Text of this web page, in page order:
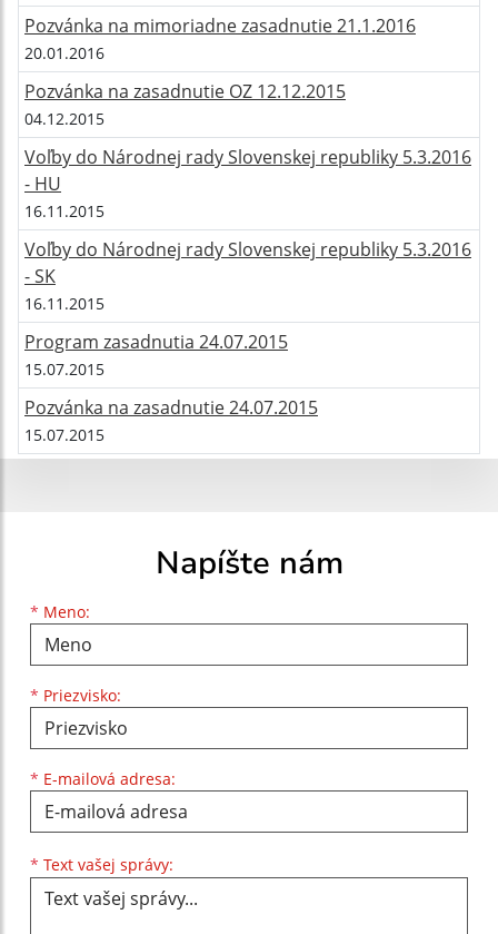
Pozvánka na mimoriadne zasadnutie 21.1.2016
20.01.2016
Pozvánka na zasadnutie OZ 12.12.2015
04.12.2015
Voľby do Národnej rady Slovenskej republiky 5.3.2016
- HU
16.11.2015
Voľby do Národnej rady Slovenskej republiky 5.3.2016
- SK
16.11.2015
Program zasadnutia 24.07.2015
15.07.2015
Pozvánka na zasadnutie 24.07.2015
15.07.2015
Napíšte nám
* Meno:
Meno
* Priezvisko:
Priezvisko
* E-mailová adresa:
E-mailová adresa
* Text vašej správy: